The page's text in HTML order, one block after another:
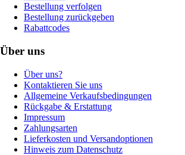
Bestellung verfolgen
Bestellung zurückgeben
Rabattcodes
Über uns
Über uns?
Kontaktieren Sie uns
Allgemeine Verkaufsbedingungen
Rückgabe & Erstattung
Impressum
Zahlungsarten
Lieferkosten und Versandoptionen
Hinweis zum Datenschutz